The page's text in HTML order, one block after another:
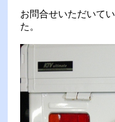
お問合せいただいて
た。